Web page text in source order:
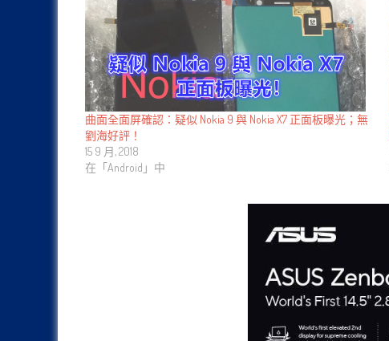
曲面全面屏確認：疑似 Nokia 9 與 Nokia X7 正面板曝光；無
劉海好評！
15 9 月, 2018
在「Android」中